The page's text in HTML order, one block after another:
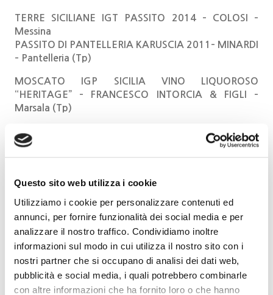
Questo sito web utilizza i cookie
Utilizziamo i cookie per personalizzare contenuti ed
annunci, per fornire funzionalità dei social media e per
analizzare il nostro traffico. Condividiamo inoltre
informazioni sul modo in cui utilizza il nostro sito con i
nostri partner che si occupano di analisi dei dati web,
pubblicità e social media, i quali potrebbero combinarle
con altre informazioni che ha fornito loro o che hanno
TERRE SICILIANE IGT PASSITO 2014 – COLOSI –
Messina
PASSITO DI PANTELLERIA KARUSCIA 2011– MINARDI
– Pantelleria (Tp)
MOSCATO IGP SICILIA VINO LIQUOROSO
“HERITAGE” – FRANCESCO INTORCIA & FIGLI –
Marsala (Tp)
SARDEGNA
CAGLIARI MOSCATO “A MEDAS ANNOS” 2017 –
GOSTOLAI – Oliena (Nu)
Le distillerie
GRAPPA DI MOSCATO RISERVA 2016 – DISTILLERIA
REVEL CHION – Chiaverano (To)
GRAPPA DI MOSCATO – DISTILLERIA SIBONA –
Piobesi d’Alba (Cn)